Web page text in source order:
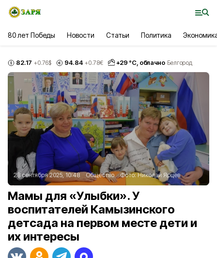
80 лет Победы Новости Статьи Политика
82.17 +0.76$ 94.84 +0.78€ +29 °С, облачно Белгород
28 сентября 2025, 10:48 Общество Фото:Николай Ярцев
Мамы для «Улыбки». У
воспитателей Камызинского
детсада на первом месте дети и
их интересы